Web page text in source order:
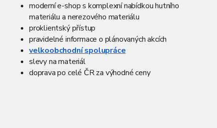
moderní e-shop s komplexní nabídkou hutního
materiálu a nerezového materiálu
proklientský přístup
pravidelné informace o plánovaných akcích
velkoobchodní spolupráce
slevy na materiál
doprava po celé ČR za výhodné ceny